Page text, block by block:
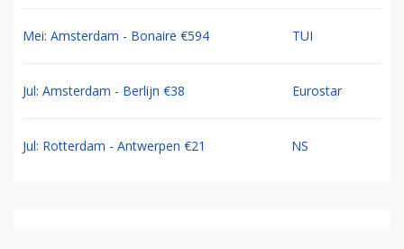
Mei: Amsterdam - Bonaire €594 TUI
Jul: Amsterdam - Berlijn €38 Eurostar
Jul: Rotterdam - Antwerpen €21 NS